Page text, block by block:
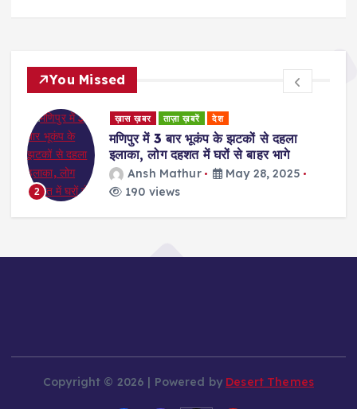
You Missed
2
ख़ास ख़बर ताज़ा ख़बरें देश
मणिपुर में 3 बार भूकंप के झटकों से दहला
इलाका, लोग दहशत में घरों से बाहर भागे
Ansh Mathur
May 28, 2025
190 views
Copyright © 2026 | Powered by Desert Themes